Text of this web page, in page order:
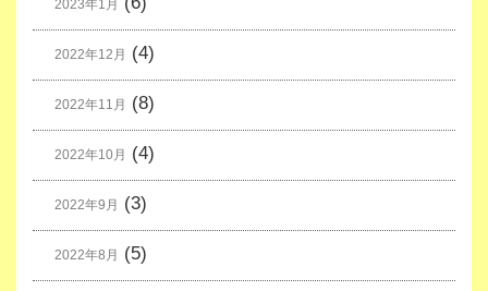
2023年1月
2022年12月 (4)
2022年11月 (8)
2022年10月 (4)
2022年9月 (3)
2022年8月 (5)